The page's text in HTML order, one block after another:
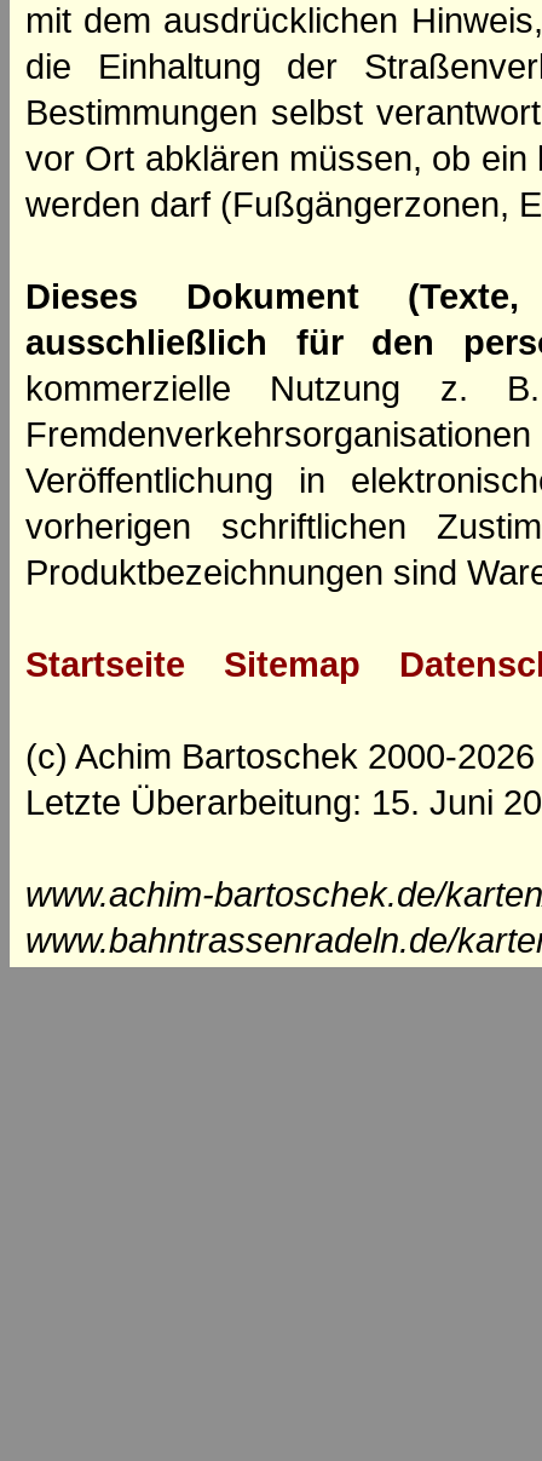
mit dem ausdrücklichen
die Einhaltung der
Bestimmungen selbst
vor Ort abklären müssen, ob
werden darf (Fußgängerzonen,
Dieses Dokument
ausschließlich für den
kommerzielle Nutzung z.
Veröffentlichung in
vorherigen schriftlichen
Produktbezeichnungen sind
Startseite Sitemap
(c) Achim Bartoschek 2000-2026
Letzte Überarbeitung: 15. Juni
www.achim-bartoschek.de/
www.bahntrassenradeln.de/